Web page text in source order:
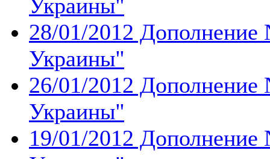
Украины''
28/01/2012 Дополнение
Украины''
26/01/2012 Дополнение
Украины''
19/01/2012 Дополнение